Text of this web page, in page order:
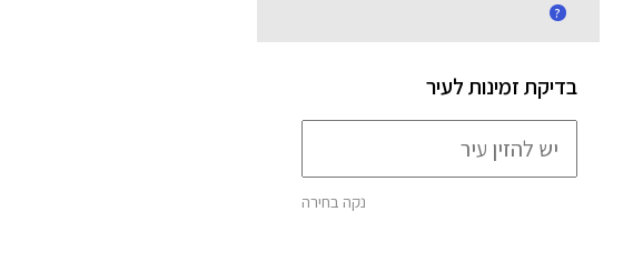
?
בדיקת זמינות לעיר
נקה בחירה